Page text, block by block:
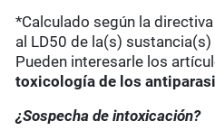
*Calculado según la
al LD50 de la(s)
Pueden interesarle los
toxicología de los
¿Sospecha de intoxicación?